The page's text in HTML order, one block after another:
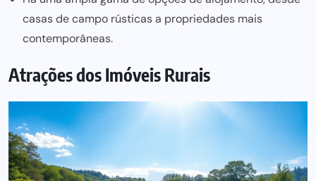
casas de campo rústicas a propriedades mais
contemporâneas.
Atrações dos Imóveis Rurais